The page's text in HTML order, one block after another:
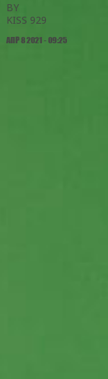
BY
KISS 929
ΑΠΡ 8 2021 - 09:25